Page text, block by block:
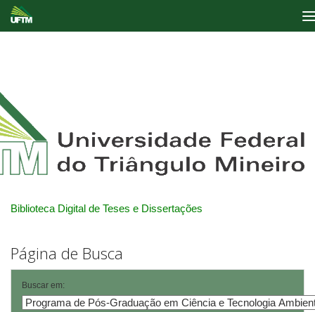
Biblioteca Digital de Teses e Dissertações
Página de Busca
Buscar em: